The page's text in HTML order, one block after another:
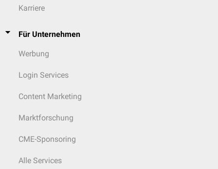
Karriere
Für Unternehmen
Werbung
Login Services
Content Marketing
Marktforschung
CME-Sponsoring
Alle Services